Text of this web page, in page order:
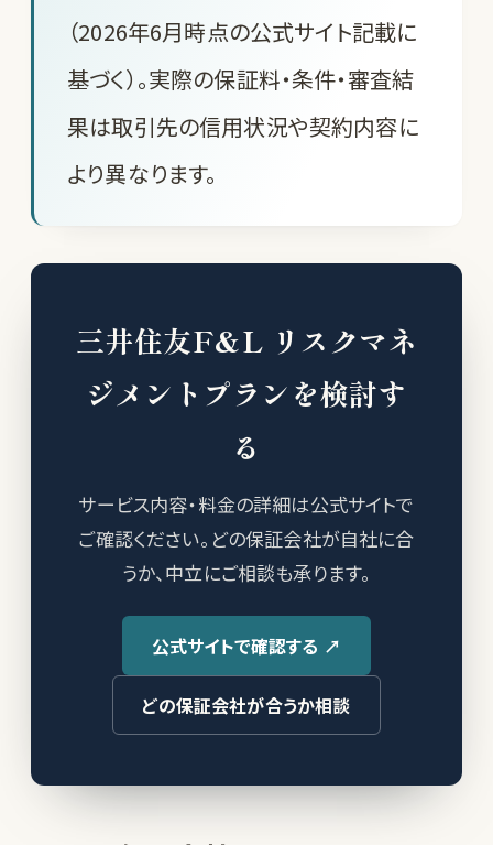
（2026年6月時点の公式サイト記載に
基づく）。実際の保証料・条件・審査結
果は取引先の信用状況や契約内容に
より異なります。
三井住友F&L リスクマネ
ジメントプランを検討す
る
サービス内容・料金の詳細は公式サイトで
ご確認ください。どの保証会社が自社に合
うか、中立にご相談も承ります。
公式サイトで確認する ↗
どの保証会社が合うか相談